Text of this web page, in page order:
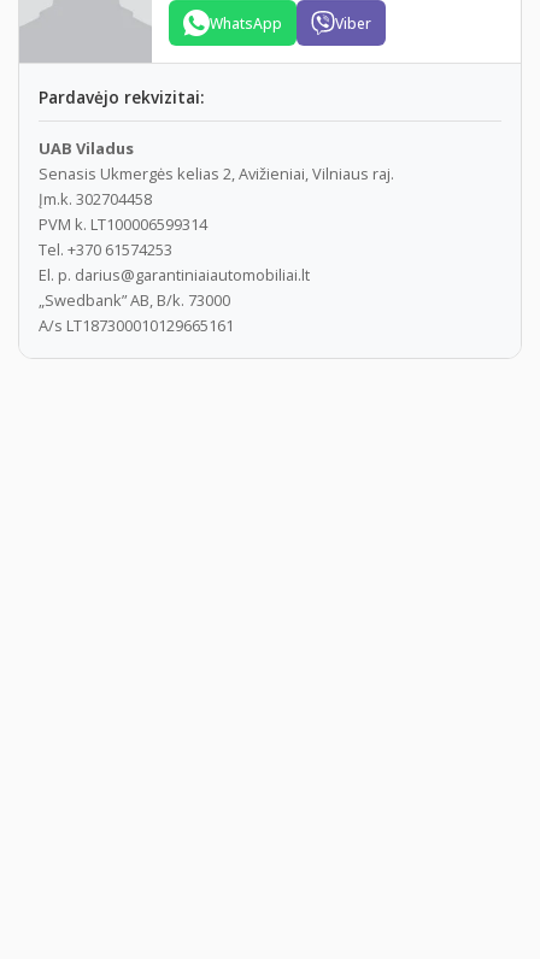
Turite nepriekaištingos būklės automobilį su
galiojančia (arba neseniai pasibaigusia) gamykline
Mes galime Jums padėti.
Priimame automobilius pardavimui komiso pagrindais
arba galime nupirkti Jūsų automobilį nedelsiant.
Profesionalių darbuotojų komanda pasirūpins Jūsų
automobilio pardavimu:
Automobilių paruošimas pardavimui
Kokybiškos nuotraukos
Nemokami skelbimai
WhatsApp Viber
Pardavėjo rekvizitai:
UAB Viladus
Senasis Ukmergės kelias 2, Avižieniai, Vilniaus raj.
Įm.k. 302704458
PVM k. LT100006599314
Tel. +370 61574253
El. p. darius@garantiniaiautomobiliai.lt
„Swedbank” AB, B/k. 73000
A/s LT187300010129665161